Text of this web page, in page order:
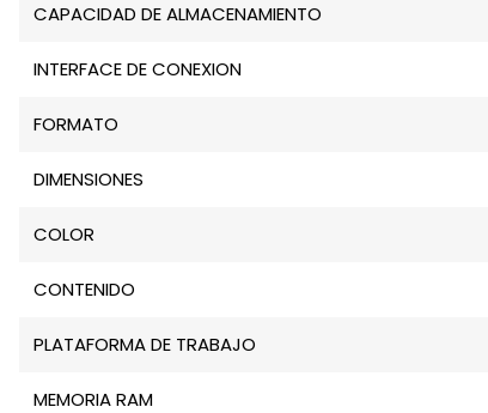
CAPACIDAD DE ALMACENAMIENTO
INTERFACE DE CONEXION
FORMATO
DIMENSIONES
COLOR
CONTENIDO
PLATAFORMA DE TRABAJO
MEMORIA RAM